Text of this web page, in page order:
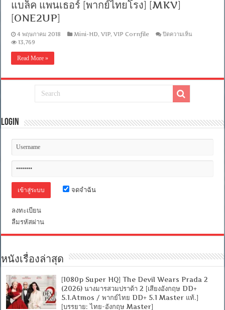
แบล็ค แพนเธอร์ [พากย์ไทยโรง] [MKV]
[ONE2UP]
4 พฤษภาคม 2018 Mini-HD,VIP,VIP Cornfile ปิดความเห็นบน
(2018)
ร์
ไทย
[ONE2UP]
13,769
Read More »
Login
จดจำฉัน
ลงทะเบียน
ลืมรหัสผ่าน
หนังเรื่องล่าสุด
[1080p Super HQ] The Devil Wears Prada 2
(2026) นางมารสวมปราด้า 2 [เสียงอังกฤษ DD+
5.1.Atmos / พากย์ไทย DD+ 5.1 Master แท้.]
[บรรยาย: ไทย-อังกฤษ Master]